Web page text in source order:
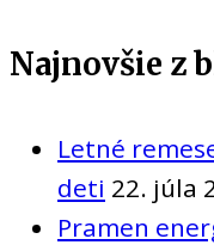
Najnovšie z
Letné
deti 22. júla
Pramen